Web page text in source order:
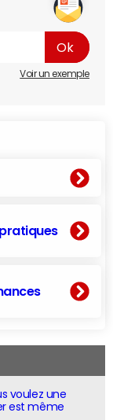
Voir un exemple
voulez une
est même